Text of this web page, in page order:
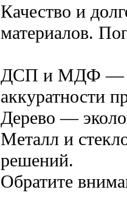
Качество и
материалов.
ДСП и МДФ —
аккуратности
Дерево —
Металл и
решений.
Обратите